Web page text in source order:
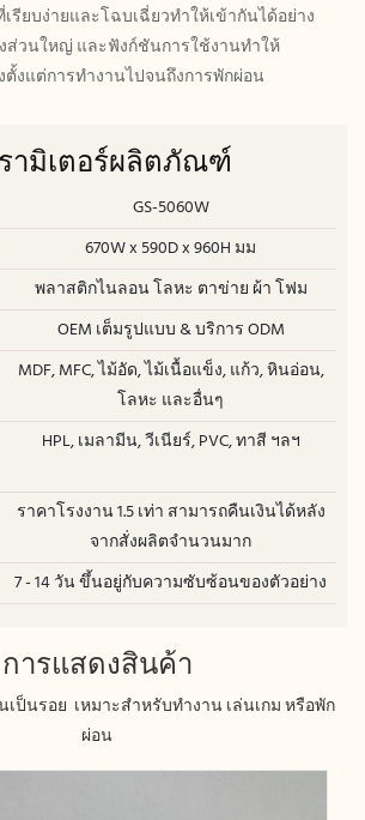
ยบง่ายและโฉบเฉี่ยวทำให้เข้ากันได้อย่าง
ส่วนใหญ่ และฟังก์ชันการใช้งานทำให้
งแต่การทำงานไปจนถึงการพักผ่อน
ามิเตอร์ผลิตภัณฑ์
GS-5060W
670W x 590D x 960H มม
พลาสติกไนลอน โลหะ ตาข่าย ผ้า โฟม
OEM เต็มรูปแบบ & บริการ ODM
MDF, MFC, ไม้อัด, ไม้เนื้อแข็ง, แก้ว, หินอ่อน,
โลหะ และอื่นๆ
HPL, เมลามีน, วีเนียร์, PVC, ทาสี ฯลฯ
ราคาโรงงาน 1.5 เท่า สามารถคืนเงินได้หลัง
จากสั่งผลิตจำนวนมาก
7 - 14 วัน ขึ้นอยู่กับความซับซ้อนของตัวอย่าง
การแสดงสินค้า
ป็นรอย เหมาะสำหรับทำงาน เล่นเกม หรือพัก
ผ่อน